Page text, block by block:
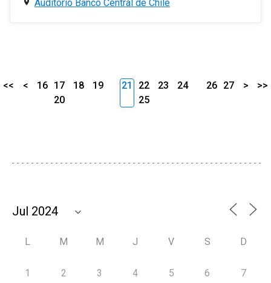
Auditorio Banco Central de Chile
<< < 16 17 18
19
20
21 22 23
24
25
26 27 > >>
L M M J V S D
1 2 3 4 5 6 7